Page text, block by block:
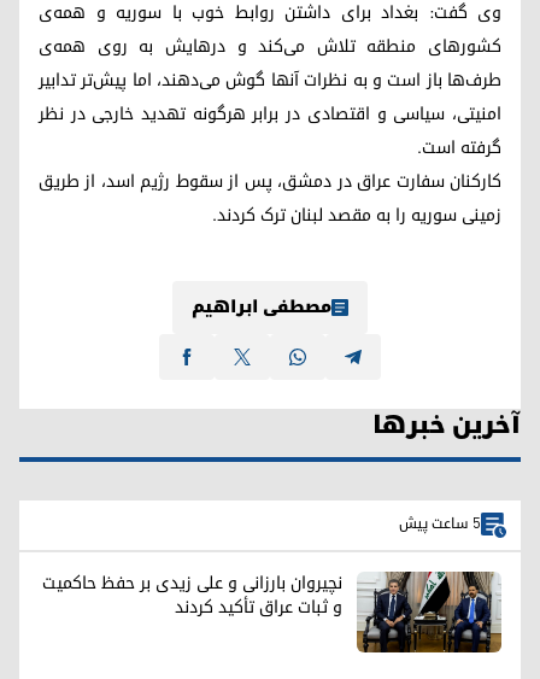
وی گفت: بغداد برای داشتن روابط خوب با سوریه و همه‌ی
کشورهای منطقه تلاش می‌کند و درهایش به روی همه‌ی
طرف‌ها باز است و به نظرات آنها گوش می‌‌دهند، اما پیش‌تر تدابیر
امنیتی، سیاسی و اقتصادی در برابر هرگونه تهدید خارجی در نظر
گرفته است.
کارکنان سفارت عراق در دمشق، پس از سقوط رژیم اسد، از طریق
زمینی سوریه را به مقصد لبنان ترک کردند.
مصطفی ابراهیم
آخرین خبرها
5 ساعت پیش
نچیروان بارزانی و علی زیدی بر حفظ حاکمیت
و ثبات عراق تأکید کردند